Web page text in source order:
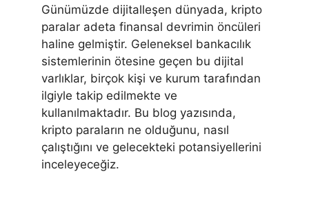
Günümüzde dijitalleşen dünyada, kripto
paralar adeta finansal devrimin öncüleri
haline gelmiştir. Geleneksel bankacılık
sistemlerinin ötesine geçen bu dijital
varlıklar, birçok kişi ve kurum tarafından
ilgiyle takip edilmekte ve
kullanılmaktadır. Bu blog yazısında,
kripto paraların ne olduğunu, nasıl
çalıştığını ve gelecekteki potansiyellerini
inceleyeceğiz.